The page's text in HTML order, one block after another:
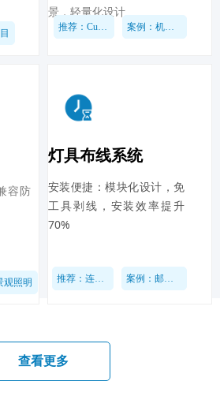
景，轻量化设计
推荐：CuboD系列 案例：机械行业
容防
观照明
灯具布线系统
推荐：连接器NAC系列 案例：邮轮船舶灯具
安装便捷：模块化设计，免
工具剥线，安装效率提升
70%
查看更多